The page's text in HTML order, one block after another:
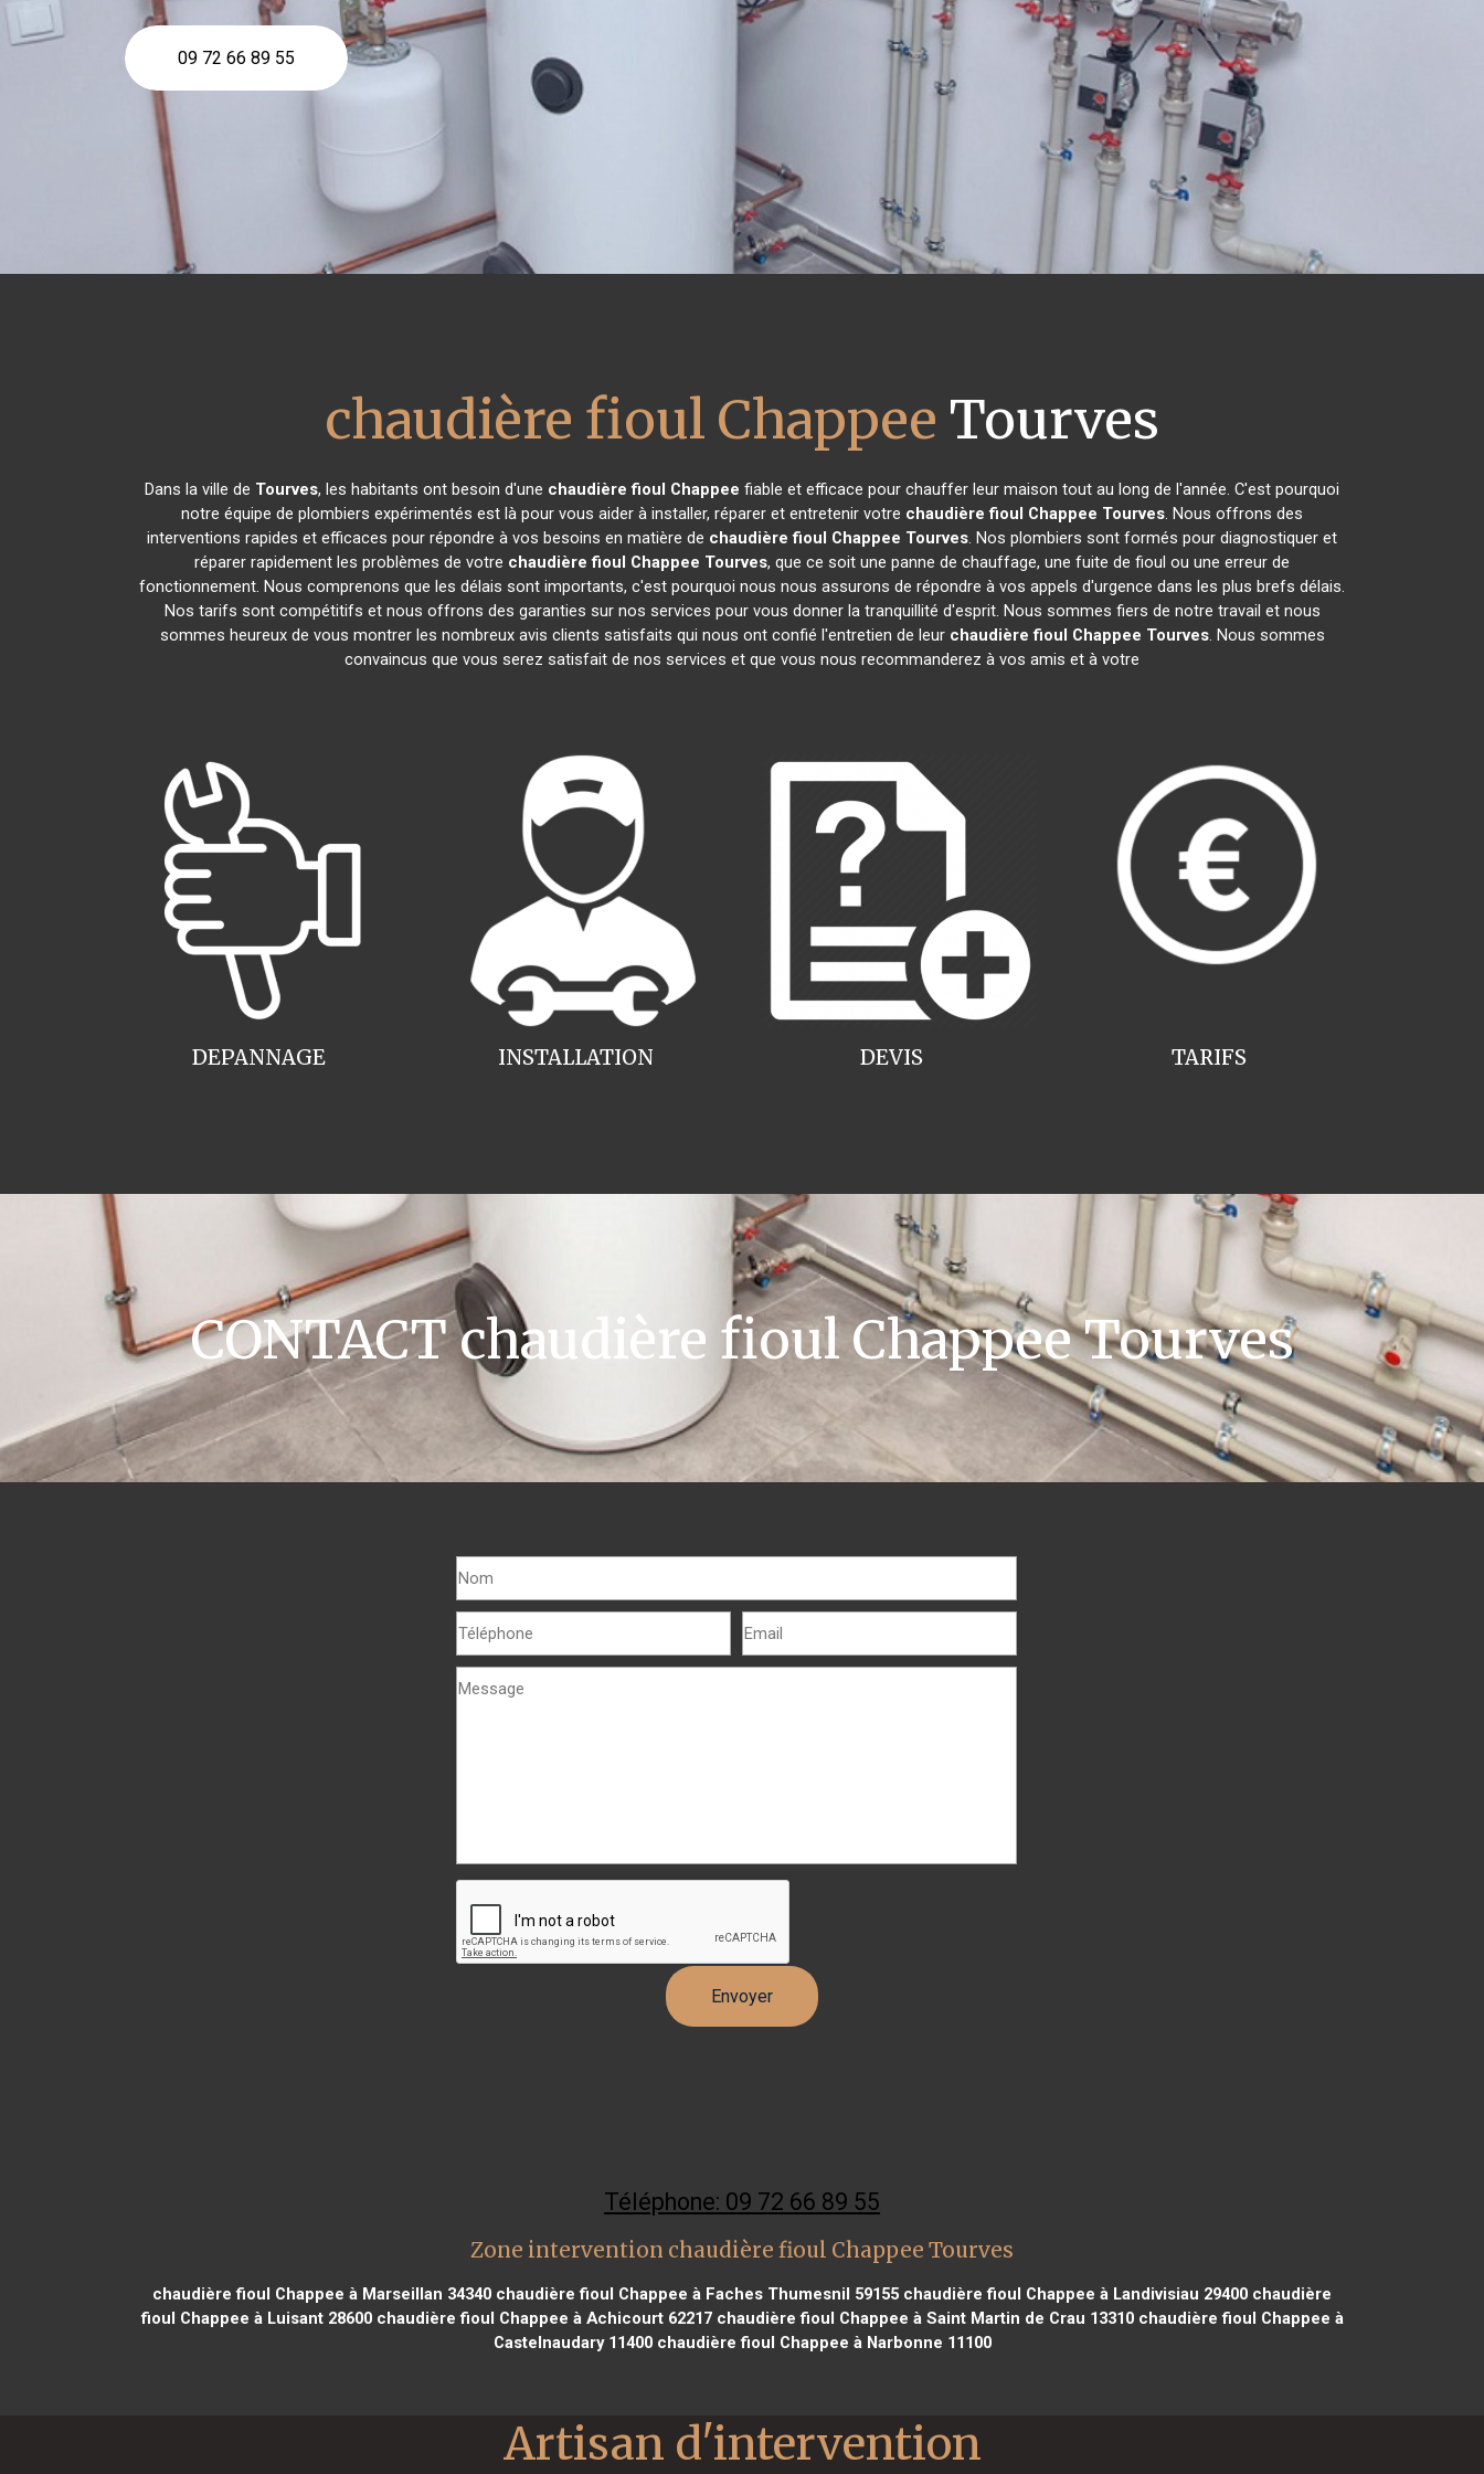
09 72 66 89 55
chaudière fioul Chappee Tourves
Dans la ville de Tourves, les habitants ont besoin d'une chaudière fioul Chappee fiable et efficace pour chauffer leur maison tout au long de l'année. C'est pourquoi
notre équipe de plombiers expérimentés est là pour vous aider à installer, réparer et entretenir votre chaudière fioul Chappee Tourves. Nous offrons des
interventions rapides et efficaces pour répondre à vos besoins en matière de chaudière fioul Chappee Tourves. Nos plombiers sont formés pour diagnostiquer et
réparer rapidement les problèmes de votre chaudière fioul Chappee Tourves, que ce soit une panne de chauffage, une fuite de fioul ou une erreur de
fonctionnement. Nous comprenons que les délais sont importants, c'est pourquoi nous nous assurons de répondre à vos appels d'urgence dans les plus brefs délais.
Nos tarifs sont compétitifs et nous offrons des garanties sur nos services pour vous donner la tranquillité d'esprit. Nous sommes fiers de notre travail et nous
sommes heureux de vous montrer les nombreux avis clients satisfaits qui nous ont confié l'entretien de leur chaudière fioul Chappee Tourves. Nous sommes
convaincus que vous serez satisfait de nos services et que vous nous recommanderez à vos amis et à votre
INSTALLATION
DEPANNAGE TARIFS
DEVIS
CONTACT chaudière fioul Chappee Tourves
Téléphone: 09 72 66 89 55
Zone intervention chaudière fioul Chappee Tourves
chaudière fioul Chappee à Marseillan 34340 chaudière fioul Chappee à Faches Thumesnil 59155 chaudière fioul Chappee à Landivisiau 29400 chaudière
fioul Chappee à Luisant 28600chaudière fioul Chappee à Achicourt 62217chaudière fioul Chappee à Saint Martin de Crau 13310chaudière fioul Chappee à
Castelnaudary 11400chaudière fioul Chappee à Narbonne 11100
Artisan d'intervention